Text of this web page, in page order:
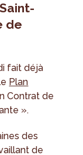
de
fait déjà
Plan
Contrat de
».
des
de